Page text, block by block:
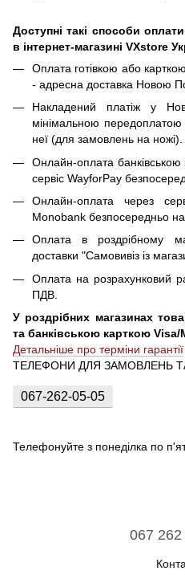
Доступні такі способи
в інтернет-магазині VXstore
Оплата готівкою або
- адресна доставка Новою
Накладений платіж у
мінімальною передоплатою
неї (для замовлень на ножі).
Онлайн-оплата
сервіс WayforPay
Онлайн-оплата через
Monobank безпосередньо на
Оплата в роздрібному
доставки "Самовивіз із
Оплата на розрахунковий
ПДВ.
У роздрібних магазинах
та банківською карткою Visa/
Детальніше про терміни гарантії
ТЕЛЕФОНИ ДЛЯ ЗАМОВЛЕНЬ
067-262-05-05
Телефонуйте з понеділка по
067 262